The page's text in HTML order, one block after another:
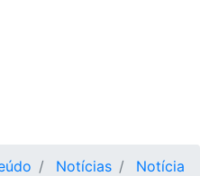
Notícias Notícia